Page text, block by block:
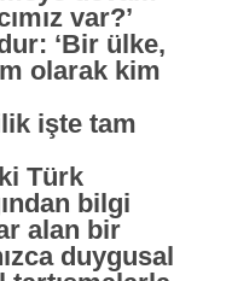
var?’
‘Bir ülke,
olarak kim
işte tam
Türk
bilgi
alan bir
duygusal